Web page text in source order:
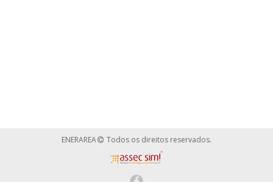
ENERAREA Todos os direitos reservados.